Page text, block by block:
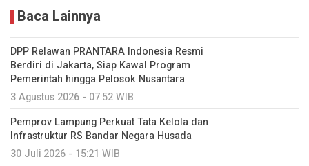
Baca Lainnya
DPP Relawan PRANTARA Indonesia Resmi
Berdiri di Jakarta, Siap Kawal Program
Pemerintah hingga Pelosok Nusantara
3 Agustus 2026 - 07:52 WIB
Pemprov Lampung Perkuat Tata Kelola dan
Infrastruktur RS Bandar Negara Husada
30 Juli 2026 - 15:21 WIB